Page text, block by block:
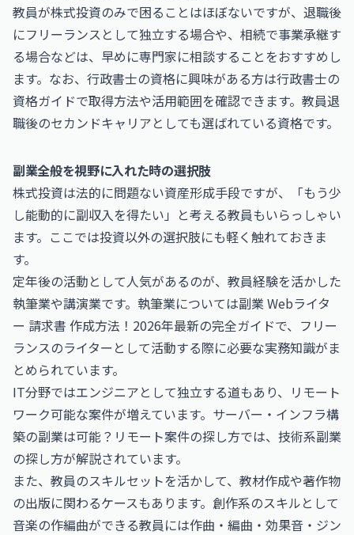
教員が株式投資のみで困ることはほぼないですが、退職後
にフリーランスとして独立する場合や、相続で事業承継す
る場合などは、早めに専門家に相談することをおすすめし
ます。なお、行政書士の資格に興味がある方は行政書士の
資格ガイドで取得方法や活用範囲を確認できます。教員退
職後のセカンドキャリアとしても選ばれている資格です。
副業全般を視野に入れた時の選択肢
株式投資は法的に問題ない資産形成手段ですが、「もう少
し能動的に副収入を得たい」と考える教員もいらっしゃい
ます。ここでは投資以外の選択肢にも軽く触れておきま
す。
定年後の活動として人気があるのが、教員経験を活かした
執筆業や講演業です。執筆業については副業 Webライタ
ー 請求書 作成方法！2026年最新の完全ガイドで、フリー
ランスのライターとして活動する際に必要な実務知識がま
とめられています。
IT分野ではエンジニアとして独立する道もあり、リモート
ワーク可能な案件が増えています。 サーバー・インフラ構
築の副業は可能？リモート案件の探し方では、技術系副業
の探し方が解説されています。
また、教員のスキルセットを活かして、教材作成や著作物
の出版に関わるケースもあります。創作系のスキルとして
音楽の作編曲ができる教員には作曲・編曲・効果音・ジン